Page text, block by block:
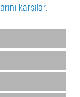
karşılar.